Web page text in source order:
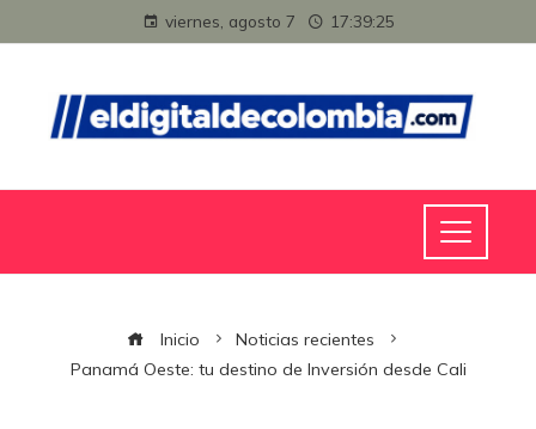
viernes, agosto 7 17:39:26
Inicio
Noticias recientes
Panamá Oeste: tu destino de Inversión desde Cali